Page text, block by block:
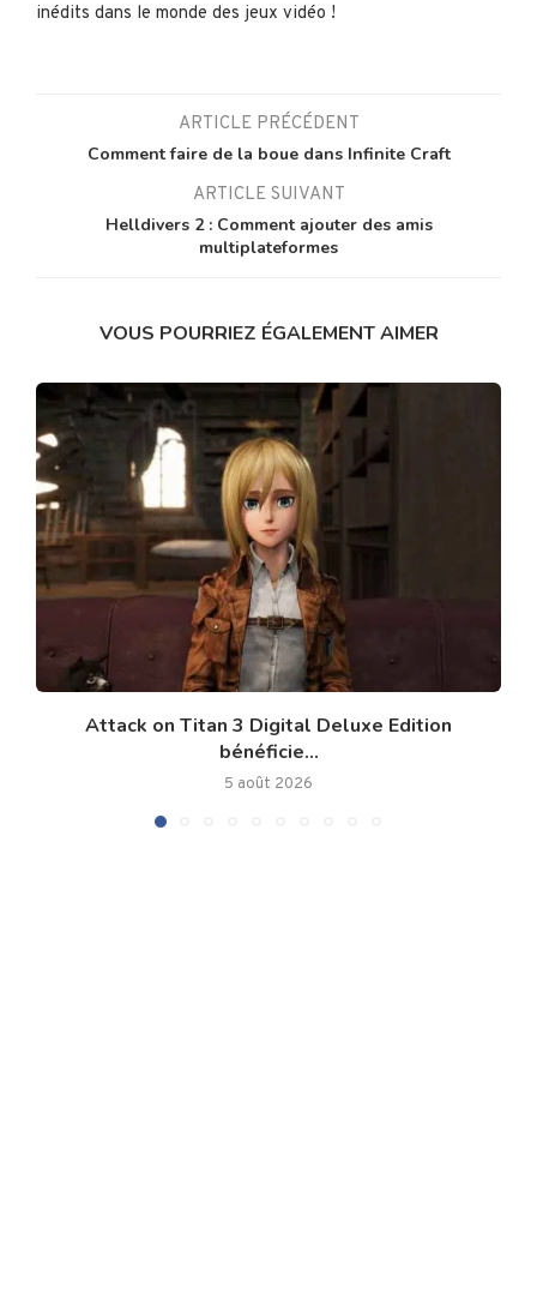
inédits dans le monde des jeux vidéo !
ARTICLE PRÉCÉDENT
Comment faire de la boue dans Infinite Craft
ARTICLE SUIVANT
Helldivers 2 : Comment ajouter des amis
multiplateformes
VOUS POURRIEZ ÉGALEMENT AIMER
Attack on Titan 3 Digital Deluxe Edition
bénéficie...
5 août 2026